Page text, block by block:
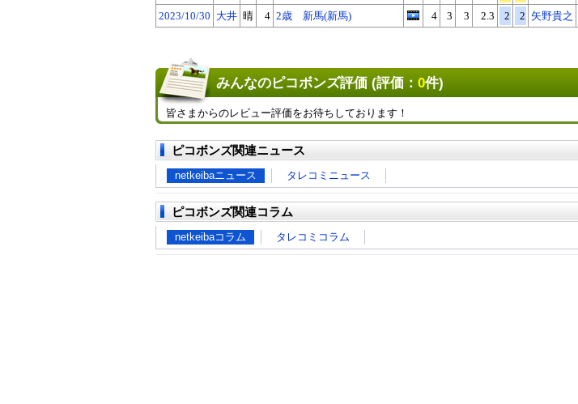
2023/10/30 大井 晴 4 2歳 新馬(新馬) 4 3 3 2.3 2 2 矢野貴之
みんなのピコボンズ評価 (評価： 0件)
皆さまからのレビュー評価をお待ちしております！
ピコボンズ関連ニュース
netkeibaニュース タレコミニュース
ピコボンズ関連コラム
netkeibaコラム タレコミコラム